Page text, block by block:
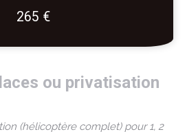
265 €
ou privatisation
(hélicoptère complet) pour 1, 2